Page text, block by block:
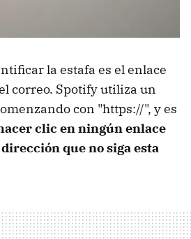
la estafa es el enlace
correo. Spotify utiliza un
con "https://", y es
clic en ningún enlace
que no siga esta